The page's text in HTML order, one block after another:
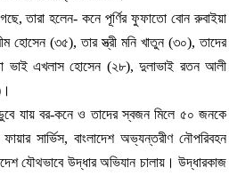
তারা হলেন- কনে পূর্ণির ফুফাতো বোন রুবাইয়া
হোসেন (৩৫), তার স্ত্রী মনি খাতুন (৩০), তাদের
ভাই এখলাস হোসেন (২৮), দুলাভাই রতন আলী
ডুবে যায় বর-কনে ও তাদের স্বজন মিলে ৫০ জনকে
সার্ভিস, বাংলাদেশ অভ্যন্তরীণ নৌপরিবহন
যৌথভাবে উদ্ধার অভিযান চালায়। উদ্ধারকাজ